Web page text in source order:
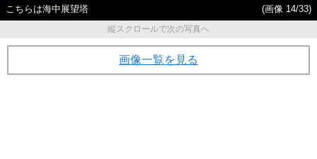
こちらは海中展望塔
(画像 14/33)
縦スクロールで次の写真へ
画像一覧を見る